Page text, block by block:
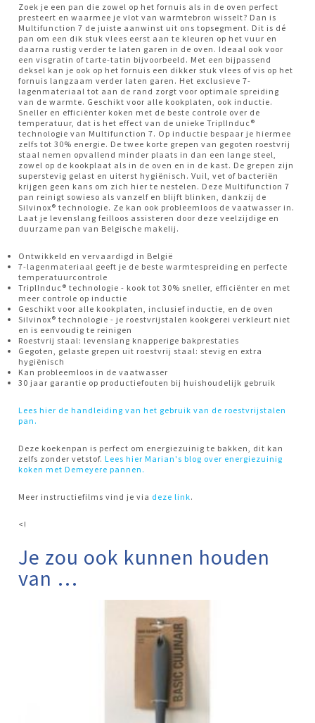
Zoek je een pan die zowel op het fornuis als in de oven perfect
presteert en waarmee je vlot van warmtebron wisselt? Dan is
Multifunction 7 de juiste aanwinst uit ons topsegment. Dit is dé
pan om een dik stuk vlees eerst aan te kleuren op het vuur en
daarna rustig verder te laten garen in de oven. Ideaal ook voor
een visgratin of tarte-tatin bijvoorbeeld. Met een bijpassend
deksel kan je ook op het fornuis een dikker stuk vlees of vis op het
fornuis langzaam verder laten garen. Het exclusieve 7-
lagenmateriaal tot aan de rand zorgt voor optimale spreiding
van de warmte. Geschikt voor alle kookplaten, ook inductie.
Sneller en efficiënter koken met de beste controle over de
temperatuur, dat is het effect van de unieke TriplInduc®
technologie van Multifunction 7. Op inductie bespaar je hiermee
zelfs tot 30% energie. De twee korte grepen van gegoten roestvrij
staal nemen opvallend minder plaats in dan een lange steel,
zowel op de kookplaat als in de oven en in de kast. De grepen zijn
superstevig gelast en uiterst hygiënisch. Vuil, vet of bacteriën
krijgen geen kans om zich hier te nestelen. Deze Multifunction 7
pan reinigt sowieso als vanzelf en blijft blinken, dankzij de
Silvinox® technologie. Ze kan ook probleemloos de vaatwasser in.
Laat je levenslang feilloos assisteren door deze veelzijdige en
duurzame pan van Belgische makelij.
Ontwikkeld en vervaardigd in België
7-lagenmateriaal geeft je de beste warmtespreiding en perfecte
temperatuurcontrole
TriplInduc® technologie - kook tot 30% sneller, efficiënter en met
meer controle op inductie
Geschikt voor alle kookplaten, inclusief inductie, en de oven
Silvinox® technologie - je roestvrijstalen kookgerei verkleurt niet
en is eenvoudig te reinigen
Roestvrij staal: levenslang knapperige bakprestaties
Gegoten, gelaste grepen uit roestvrij staal: stevig en extra
hygiënisch
Kan probleemloos in de vaatwasser
30 jaar garantie op productiefouten bij huishoudelijk gebruik
Lees hier de handleiding van het gebruik van de roestvrijstalen
pan.
Deze koekenpan is perfect om energiezuinig te bakken, dit kan
zelfs zonder vetstof.Lees hier Marian's blog over energiezuinig
koken met Demeyere pannen.
Meer instructiefilms vind je via deze link.
<!
Je zou ook kunnen houden
van …